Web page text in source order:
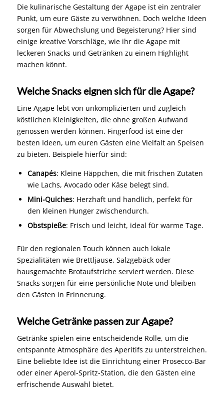
Die kulinarische Gestaltung der Agape ist ein zentraler
Punkt, um eure Gäste zu verwöhnen. Doch welche Ideen
sorgen für Abwechslung und Begeisterung? Hier sind
einige kreative Vorschläge, wie ihr die Agape mit
leckeren Snacks und Getränken zu einem Highlight
machen könnt.
Welche Snacks eignen sich für die Agape?
Eine Agape lebt von unkomplizierten und zugleich
köstlichen Kleinigkeiten, die ohne großen Aufwand
genossen werden können. Fingerfood ist eine der
besten Ideen, um euren Gästen eine Vielfalt an Speisen
zu bieten. Beispiele hierfür sind:
Canapés: Kleine Häppchen, die mit frischen Zutaten
wie Lachs, Avocado oder Käse belegt sind.
Mini-Quiches: Herzhaft und handlich, perfekt für
den kleinen Hunger zwischendurch.
Obstspieße: Frisch und leicht, ideal für warme Tage.
Für den regionalen Touch können auch lokale
Spezialitäten wie Brettljause, Salzgebäck oder
hausgemachte Brotaufstriche serviert werden. Diese
Snacks sorgen für eine persönliche Note und bleiben
den Gästen in Erinnerung.
Welche Getränke passen zur Agape?
Getränke spielen eine entscheidende Rolle, um die
entspannte Atmosphäre des Aperitifs zu unterstreichen.
Eine beliebte Idee ist die Einrichtung einer Prosecco-Bar
oder einer Aperol-Spritz-Station, die den Gästen eine
erfrischende Auswahl bietet.